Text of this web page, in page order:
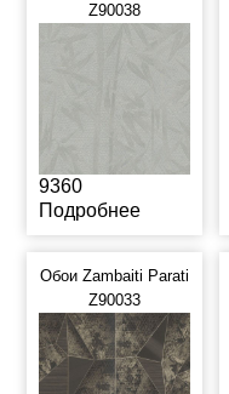
Z90038
9360
Подробнее
Обои Zambaiti Parati
Z90033